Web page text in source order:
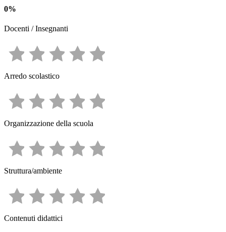
0%
Docenti / Insegnanti
Arredo scolastico
Organizzazione della scuola
Struttura/ambiente
Contenuti didattici